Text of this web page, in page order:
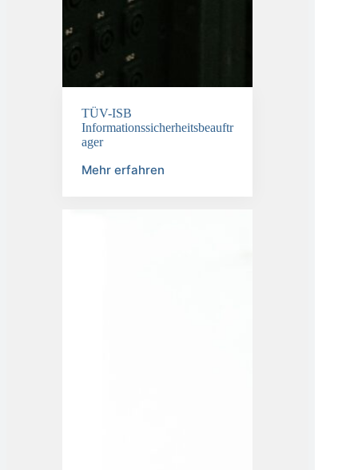
TÜV-ISB
Informationssicherheitsbeauftr